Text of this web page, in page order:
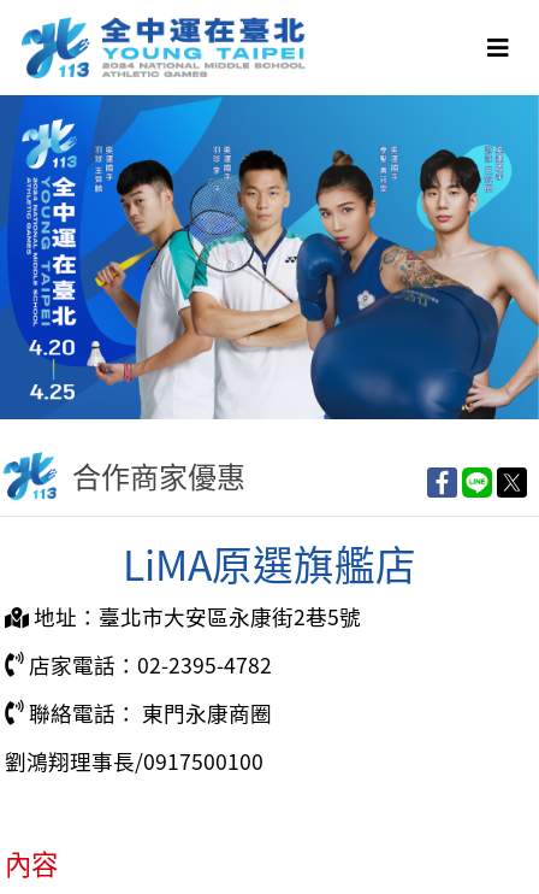
合作商家優惠
LiMA原選旗艦店
地址：臺北市大安區永康街2巷5號
店家電話：02-2395-4782
聯絡電話： 東門永康商圈
劉鴻翔理事長/0917500100
內容